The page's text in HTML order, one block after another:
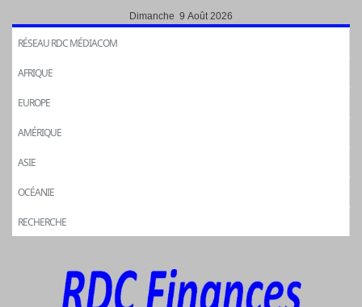
Dimanche 9 Août 2026
RÉSEAU RDC MÉDIACOM
AFRIQUE
EUROPE
AMÉRIQUE
ASIE
OCÉANIE
RECHERCHE